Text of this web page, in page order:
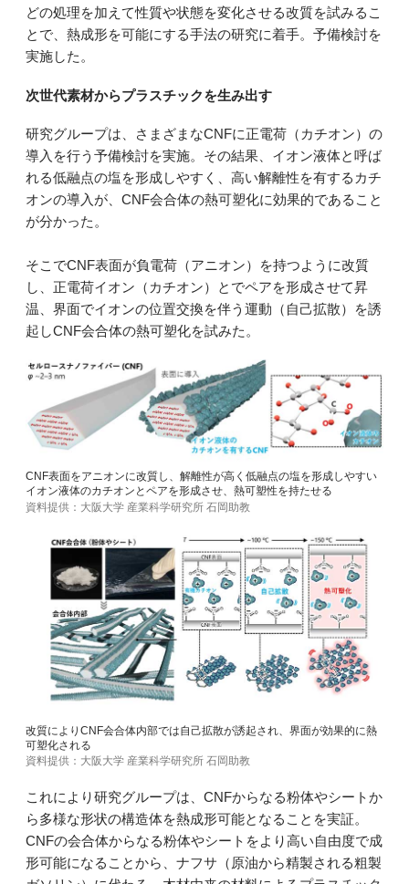
どの処理を加えて性質や状態を変化させる改質を試みるこ
とで、熱成形を可能にする手法の研究に着手。予備検討を
実施した。
次世代素材からプラスチックを生み出す
研究グループは、さまざまなCNFに正電荷（カチオン）の
導入を行う予備検討を実施。その結果、イオン液体と呼ば
れる低融点の塩を形成しやすく、高い解離性を有するカチ
オンの導入が、CNF会合体の熱可塑化に効果的であること
が分かった。
そこでCNF表面が負電荷（アニオン）を持つように改質
し、正電荷イオン（カチオン）とでペアを形成させて昇
温、界面でイオンの位置交換を伴う運動（自己拡散）を誘
起しCNF会合体の熱可塑化を試みた。
CNF表面をアニオンに改質し、解離性が高く低融点の塩を形成しやすい
イオン液体のカチオンとペアを形成させ、熱可塑性を持たせる
資料提供：大阪大学 産業科学研究所 石岡助教
改質によりCNF会合体内部では自己拡散が誘起され、界面が効果的に熱
可塑化される
資料提供：大阪大学 産業科学研究所 石岡助教
これにより研究グループは、CNFからなる粉体やシートか
ら多様な形状の構造体を熱成形可能となることを実証。
CNFの会合体からなる粉体やシートをより高い自由度で成
形可能になることから、ナフサ（原油から精製される粗製